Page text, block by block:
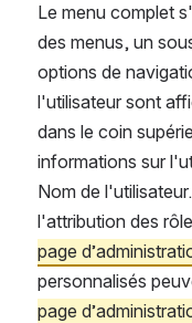
Le menu complet
des menus, un
options de
l'utilisateur sont
dans le coin
informations sur
Nom de
page
page